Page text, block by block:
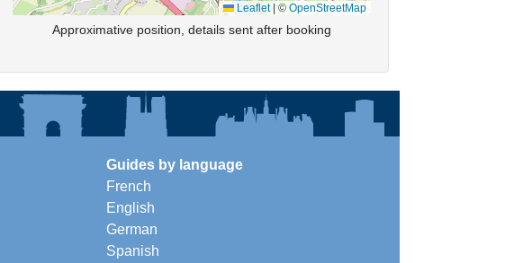
Leaflet |© OpenStreetMap
Approximative position, details sent after booking
Guides by language
French
English
German
Spanish